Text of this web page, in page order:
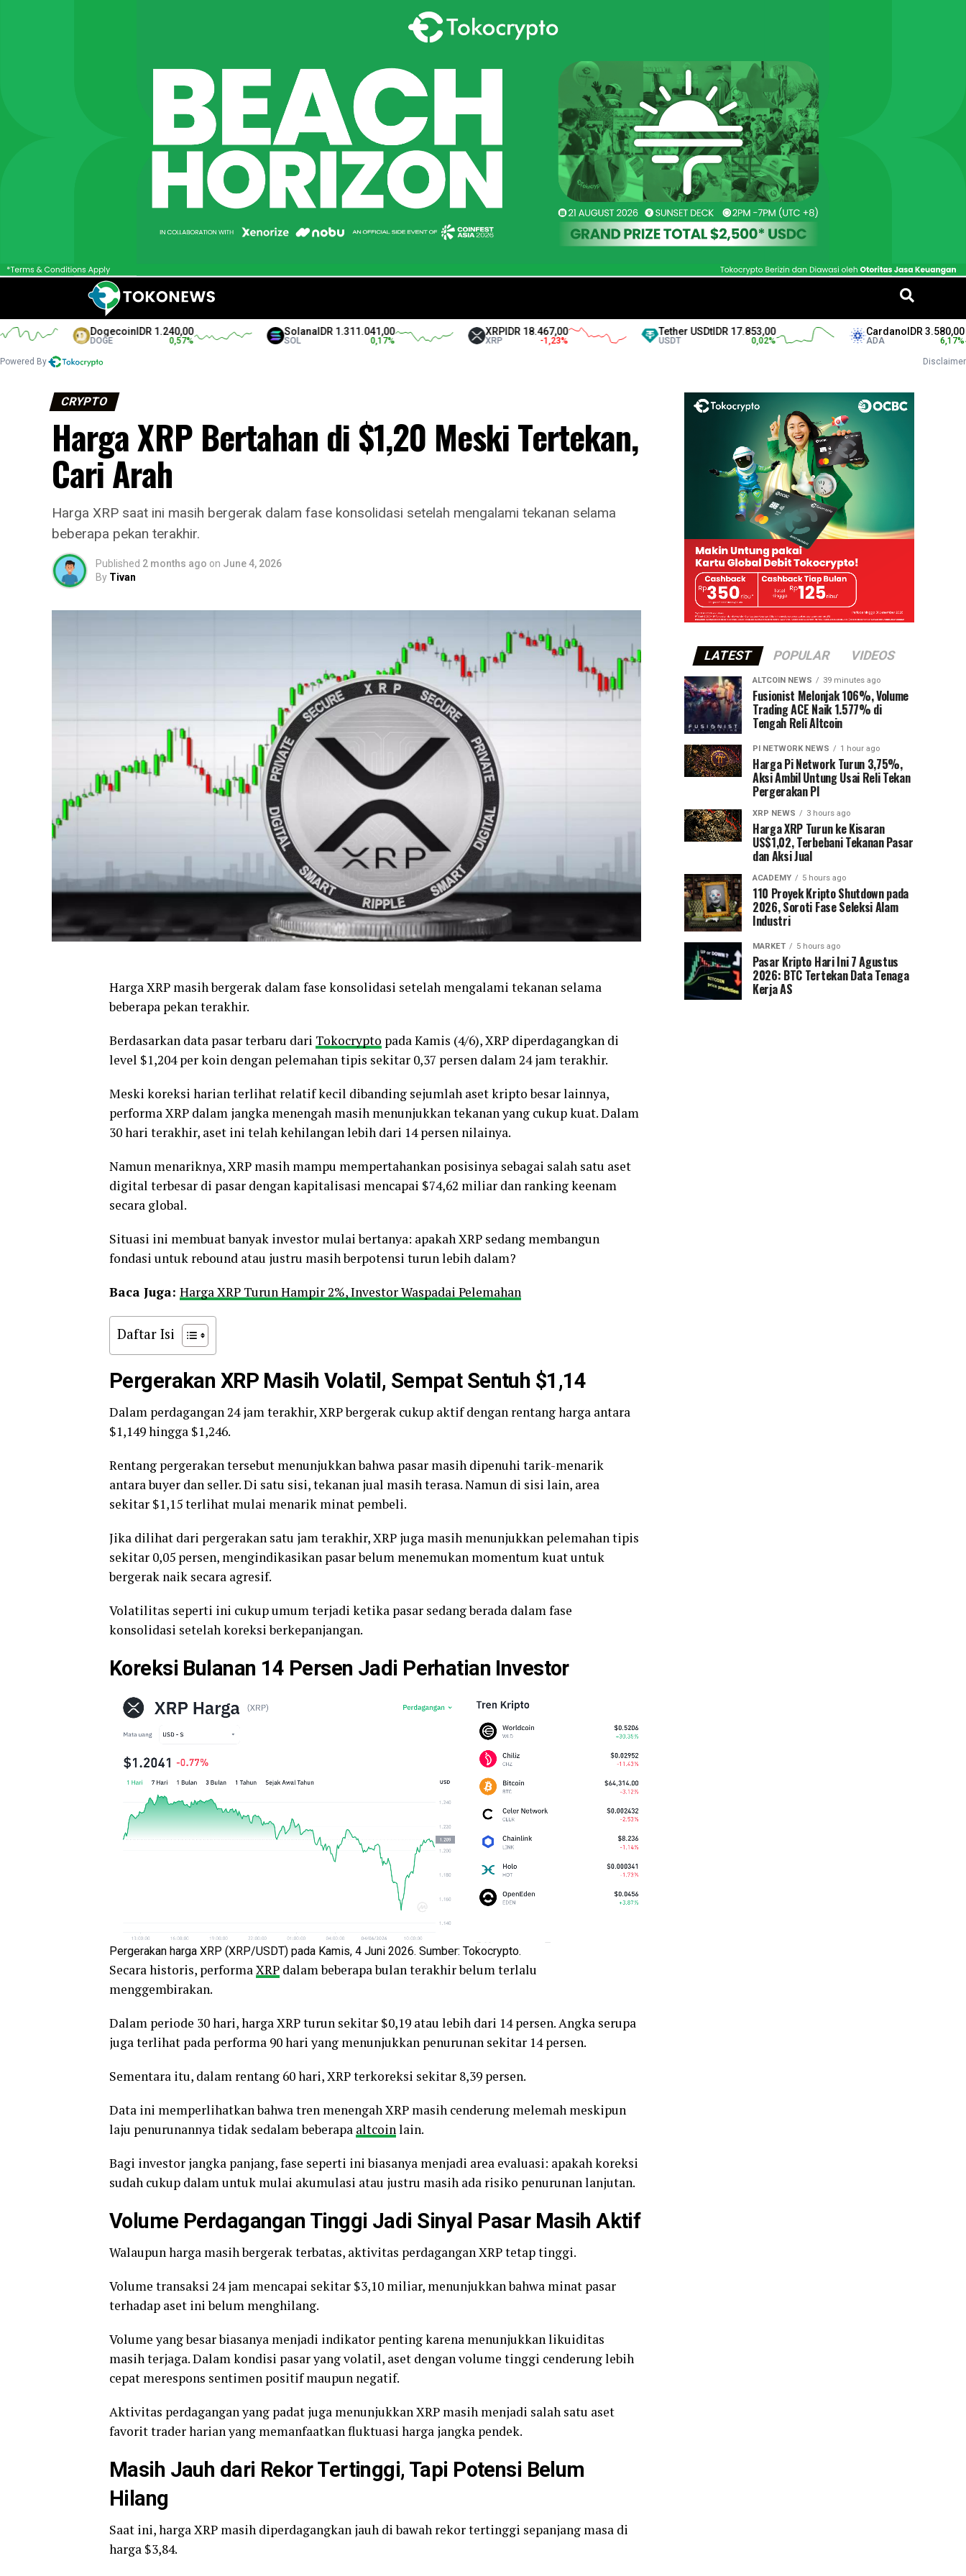
DogecoinIDR 1.240,00
DOGE
SolanaIDR 1.311.041,00
SOL
XRPIDR 18.467,00
XRP
Tether USDtIDR 17.853,00
USDT
CardanoIDR 3.580,00
ADA
Powered By Disclaimer
CRYPTO
Harga XRP Bertahan di $1,20 Meski Tertekan,
Cari Arah
Harga XRP saat ini masih bergerak dalam fase konsolidasi setelah mengalami tekanan selama
beberapa pekan terakhir.
Published 2 months ago on June 4, 2026
By Tivan
Harga XRP masih bergerak dalam fase konsolidasi setelah mengalami tekanan selama
beberapa pekan terakhir.
Berdasarkan data pasar terbaru dari Tokocrypto pada Kamis (4/6), XRP diperdagangkan di
level $1,204 per koin dengan pelemahan tipis sekitar 0,37 persen dalam 24 jam terakhir.
Meski koreksi harian terlihat relatif kecil dibanding sejumlah aset kripto besar lainnya,
performa XRP dalam jangka menengah masih menunjukkan tekanan yang cukup kuat. Dalam
30 hari terakhir, aset ini telah kehilangan lebih dari 14 persen nilainya.
Namun menariknya, XRP masih mampu mempertahankan posisinya sebagai salah satu aset
digital terbesar di pasar dengan kapitalisasi mencapai $74,62 miliar dan ranking keenam
secara global.
Situasi ini membuat banyak investor mulai bertanya: apakah XRP sedang membangun
fondasi untuk rebound atau justru masih berpotensi turun lebih dalam?
Baca Juga: Harga XRP Turun Hampir 2%, Investor Waspadai Pelemahan
Daftar Isi
Pergerakan XRP Masih Volatil, Sempat Sentuh $1,14
Dalam perdagangan 24 jam terakhir, XRP bergerak cukup aktif dengan rentang harga antara
$1,149 hingga $1,246.
Rentang pergerakan tersebut menunjukkan bahwa pasar masih dipenuhi tarik-menarik
antara buyer dan seller. Di satu sisi, tekanan jual masih terasa. Namun di sisi lain, area
sekitar $1,15 terlihat mulai menarik minat pembeli.
Jika dilihat dari pergerakan satu jam terakhir, XRP juga masih menunjukkan pelemahan tipis
sekitar 0,05 persen, mengindikasikan pasar belum menemukan momentum kuat untuk
bergerak naik secara agresif.
Volatilitas seperti ini cukup umum terjadi ketika pasar sedang berada dalam fase
konsolidasi setelah koreksi berkepanjangan.
Koreksi Bulanan 14 Persen Jadi Perhatian Investor
Pergerakan harga XRP (XRP/USDT) pada Kamis, 4 Juni 2026. Sumber: Tokocrypto.
Secara historis, performaXRP dalam beberapa bulan terakhir belum terlalu
menggembirakan.
Dalam periode 30 hari, harga XRP turun sekitar $0,19 atau lebih dari 14 persen. Angka serupa
juga terlihat pada performa 90 hari yang menunjukkan penurunan sekitar 14 persen.
Sementara itu, dalam rentang 60 hari, XRP terkoreksi sekitar 8,39 persen.
Data ini memperlihatkan bahwa tren menengah XRP masih cenderung melemah meskipun
laju penurunannya tidak sedalam beberapa altcoinlain.
Bagi investor jangka panjang, fase seperti ini biasanya menjadi area evaluasi: apakah koreksi
sudah cukup dalam untuk mulai akumulasi atau justru masih ada risiko penurunan lanjutan.
Volume Perdagangan Tinggi Jadi Sinyal Pasar Masih Aktif
Walaupun harga masih bergerak terbatas, aktivitas perdagangan XRP tetap tinggi.
Volume transaksi 24 jam mencapai sekitar $3,10 miliar, menunjukkan bahwa minat pasar
terhadap aset ini belum menghilang.
Volume yang besar biasanya menjadi indikator penting karena menunjukkan likuiditas
masih terjaga. Dalam kondisi pasar yang volatil, aset dengan volume tinggi cenderung lebih
cepat merespons sentimen positif maupun negatif.
Aktivitas perdagangan yang padat juga menunjukkan XRP masih menjadi salah satu aset
favorit trader harian yang memanfaatkan fluktuasi harga jangka pendek.
Masih Jauh dari Rekor Tertinggi, Tapi Potensi Belum
Hilang
Saat ini, harga XRP masih diperdagangkan jauh di bawah rekor tertinggi sepanjang masa di
harga $3,84.
LATEST POPULAR VIDEOS
ALTCOIN NEWS 39 minutes ago
Fusionist Melonjak 106%, Volume
Trading ACE Naik 1.577% di
Tengah Reli Altcoin
PI NETWORK NEWS 1 hour ago
Harga Pi Network Turun 3,75%,
Aksi Ambil Untung Usai Reli Tekan
Pergerakan PI
XRP NEWS 3 hours ago
Harga XRP Turun ke Kisaran
US$1,02, Terbebani Tekanan Pasar
dan Aksi Jual
ACADEMY 5 hours ago
110 Proyek Kripto Shutdown pada
2026, Soroti Fase Seleksi Alam
Industri
MARKET 5 hours ago
Pasar Kripto Hari Ini 7 Agustus
2026: BTC Tertekan Data Tenaga
Kerja AS